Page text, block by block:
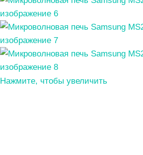
Нажмите, чтобы увеличить